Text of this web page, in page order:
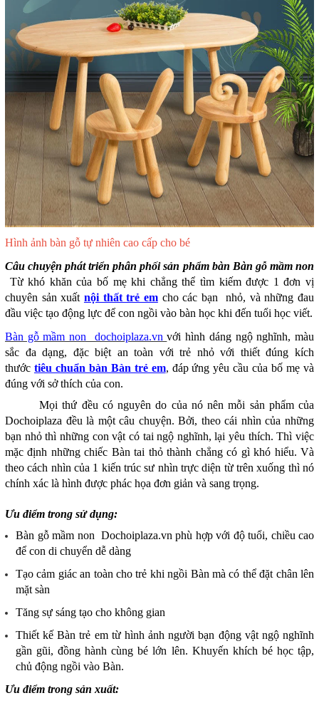
Hình ảnh bàn gỗ tự nhiên cao cấp cho bé
Câu chuyện phát triển phân phối sản phẩm bàn Bàn gỗ mầm non
Từ khó khăn của bố mẹ khi chẳng thể tìm kiếm được 1 đơn vị
chuyên sản xuất nội thất trẻ emcho các bạn nhỏ, và những đau
đầu việc tạo động lực để con ngồi vào bàn học khi đến tuổi học viết.
Bàn gỗ mầm non dochoiplaza.vnvới hình dáng ngộ nghĩnh, màu
sắc đa dạng, đặc biệt an toàn với trẻ nhỏ với thiết đúng kích
thước tiêu chuẩn bàn Bàn trẻ em, đáp ứng yêu cầu của bố mẹ và
đúng với sở thích của con.
Mọi thứ đều có nguyên do của nó nên mỗi sản phẩm của
Dochoiplaza đều là một câu chuyện. Bởi, theo cái nhìn của những
bạn nhỏ thì những con vật có tai ngộ nghĩnh, lại yêu thích. Thì việc
mặc định những chiếc Bàn tai thỏ thành chẳng có gì khó hiểu. Và
theo cách nhìn của 1 kiến trúc sư nhìn trực diện từ trên xuống thì nó
chính xác là hình được phác họa đơn giản và sang trọng.
Ưu điểm trong sử dụng:
Bàn gỗ mầm non Dochoiplaza.vn phù hợp với độ tuổi, chiều cao
để con di chuyển dễ dàng
Tạo cảm giác an toàn cho trẻ khi ngồi Bàn mà có thể đặt chân lên
mặt sàn
Tăng sự sáng tạo cho không gian
Thiết kế Bàn trẻ em từ hình ảnh người bạn động vật ngộ nghĩnh
gần gũi, đồng hành cùng bé lớn lên. Khuyến khích bé học tập,
chủ động ngồi vào Bàn.
Ưu điểm trong sản xuất: